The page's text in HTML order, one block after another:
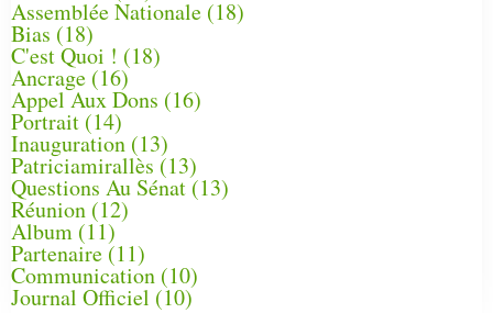
Assemblée Nationale (18)
Bias (18)
C'est Quoi ! (18)
Ancrage (16)
Appel Aux Dons (16)
Portrait (14)
Inauguration (13)
Patriciamirallès (13)
Questions Au Sénat(13)
Réunion (12)
Album (11)
Partenaire(11)
Communication (10)
Journal Officiel (10)